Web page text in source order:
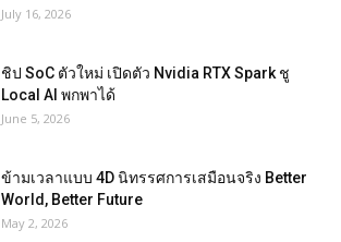
July 16, 2026
ชิป SoC ตัวใหม่ เปิดตัว Nvidia RTX Spark ชู
Local AI พกพาได้
June 5, 2026
ข้ามเวลาแบบ 4D นิทรรศการเสมือนจริง Better
World, Better Future
May 2, 2026